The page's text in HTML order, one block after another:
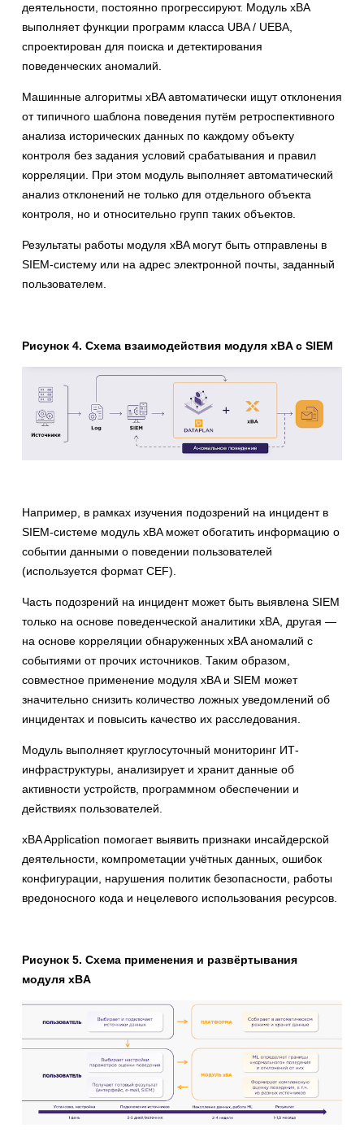
деятельности, постоянно прогрессируют. Модуль xBA
выполняет функции программ класса UBA / UEBA,
спроектирован для поиска и детектирования
поведенческих аномалий.
Машинные алгоритмы xBA автоматически ищут отклонения
от типичного шаблона поведения путём ретроспективного
анализа исторических данных по каждому объекту
контроля без задания условий срабатывания и правил
корреляции. При этом модуль выполняет автоматический
анализ отклонений не только для отдельного объекта
контроля, но и относительно групп таких объектов.
Результаты работы модуля xBA могут быть отправлены в
SIEM-систему или на адрес электронной почты, заданный
пользователем.
Рисунок 4. Схема взаимодействия модуля xBA с SIEM
Например, в рамках изучения подозрений на инцидент в
SIEM-системе модуль xBA может обогатить информацию о
событии данными о поведении пользователей
(используется формат CEF).
Часть подозрений на инцидент может быть выявлена SIEM
только на основе поведенческой аналитики xBA, другая —
на основе корреляции обнаруженных xBA аномалий с
событиями от прочих источников. Таким образом,
совместное применение модуля xBA и SIEM может
значительно снизить количество ложных уведомлений об
инцидентах и повысить качество их расследования.
Модуль выполняет круглосуточный мониторинг ИТ-
инфраструктуры, анализирует и хранит данные об
активности устройств, программном обеспечении и
действиях пользователей.
xBA Application помогает выявить признаки инсайдерской
деятельности, компрометации учётных данных, ошибок
конфигурации, нарушения политик безопасности, работы
вредоносного кода и нецелевого использования ресурсов.
Рисунок 5. Схема применения и развёртывания
модуля xBA